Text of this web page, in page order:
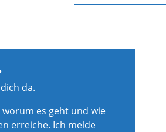
da.
es geht und wie
erreiche. Ich melde